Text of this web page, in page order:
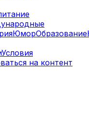
ЮморОбразование
Условия
на контент